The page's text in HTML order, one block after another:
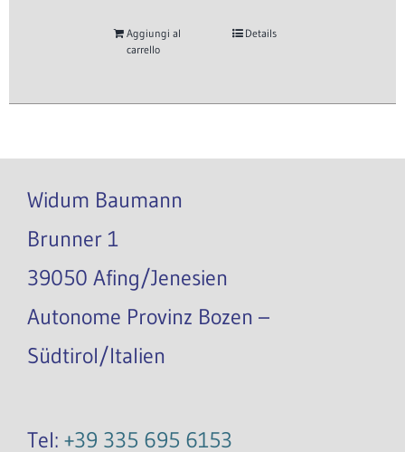
Aggiungi al
carrello
Details
Widum Baumann
Brunner 1
39050 Afing/Jenesien
Autonome Provinz Bozen –
Südtirol/Italien
Tel: +39 335 695 6153